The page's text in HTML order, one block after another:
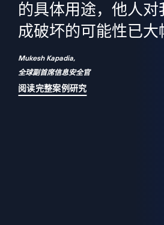
的具体用途，他人对
成破坏的可能性已大
Mukesh Kapadia,
全球副首席信息安全官
阅读完整案例研究